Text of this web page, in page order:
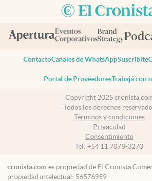
ContactoCanales de WhatsAppSuscribite
Portal de ProveedoresTrabajá con
Copyright 2025
Todos los derechos
Términos y condiciones
Privacidad
Consentimiento
Tel: +54 11 7078-3270
cronista.com es propiedad de El Cronista
propiedad intelectual: 56576959